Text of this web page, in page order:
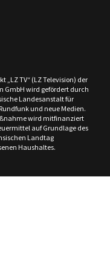
„LZ TV“ (LZ Television) der
GmbH wird gefördert durch
Landesanstalt für
und neue Medien.
wird mitfinanziert
auf Grundlage des
Landtag
Haushaltes.